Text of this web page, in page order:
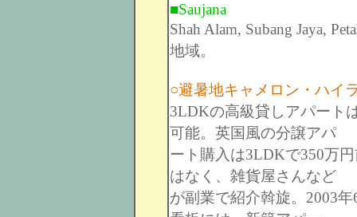
■Saujana
Shah Alam, Subang Jaya,
地域。
○避暑地キャメロン・ハイ
3LDKの高級貸しアパート
可能。英国風の分譲アパ
ート購入は3LDKで350万
はなく、雑貨屋さんなど
が副業で紹介斡旋。2003